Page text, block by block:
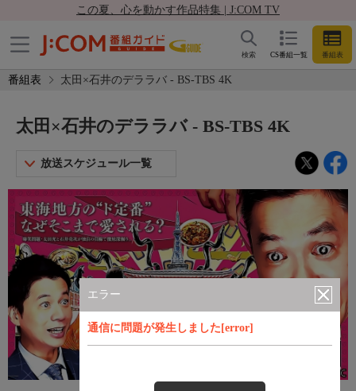
この夏、心を動かす作品特集 | J:COM TV
CS番組一覧 番組表
検索
番組表 太田×石井のデララバ - BS-TBS 4K
エラー
通信に問題が発生しました[error]
太田×石井のデララバ - BS-TBS 4K
放送スケジュール一覧